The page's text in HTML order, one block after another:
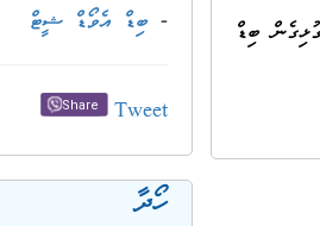
ބިޑް
-ބިޑް އެވޯޑް ޝީޓް
Tweet
Share
ހޯދާ